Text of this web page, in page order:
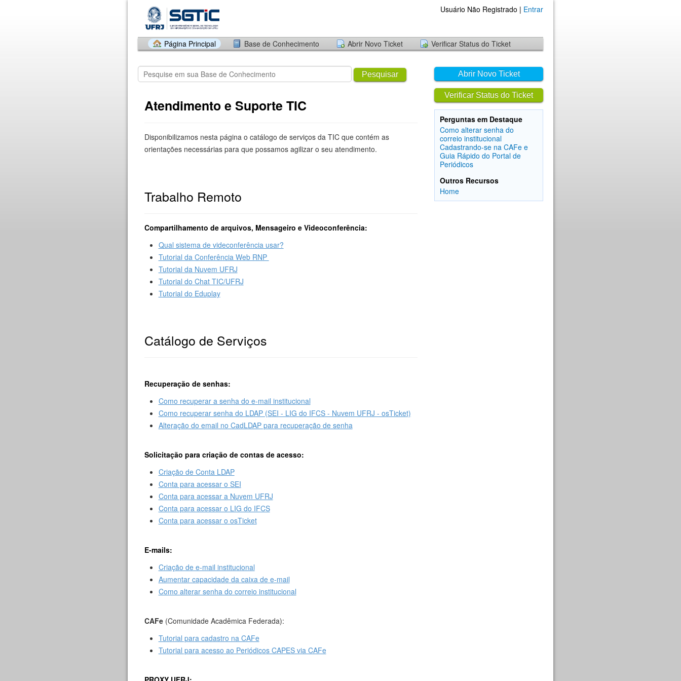
Usuário Não Registrado | Entrar
Página Principal Base de Conhecimento Abrir Novo Ticket Verificar Status do Ticket
Abrir Novo Ticket
Verificar Status do Ticket
Perguntas em Destaque
Como alterar senha do
correio institucional
Cadastrando-se na CAFe e
Guia Rápido do Portal de
Periódicos
Outros Recursos
Home
Pesquisar
Atendimento e Suporte TIC
Disponibilizamos nesta página o catálogo de serviços da TIC que contém as
orientações necessárias para que possamos agilizar o seu atendimento.
Trabalho Remoto
Compartilhamento de arquivos, Mensageiro e Videoconferência:
Qual sistema de videconferência usar?
Tutorial da Conferência Web RNP
Tutorial da Nuvem UFRJ
Tutorial do Chat TIC/UFRJ
Tutorial do Eduplay
Catálogo de Serviços
Recuperação de senhas:
Como recuperar a senha do e-mail institucional
Como recuperar senha do LDAP (SEI - LIG do IFCS - Nuvem UFRJ - osTicket)
Alteração do email no CadLDAP para recuperação de senha
Solicitação para criação de contas de acesso:
Criação de Conta LDAP
Conta para acessar o SEI
Conta para acessar a Nuvem UFRJ
Conta para acessar o LIG do IFCS
Conta para acessar o osTicket
E-mails:
Criação de e-mail institucional
Aumentar capacidade da caixa de e-mail
Como alterar senha do correio institucional
CAFe (Comunidade Acadêmica Federada):
Tutorial para cadastro na CAFe
Tutorial para acesso ao Periódicos CAPES via CAFe